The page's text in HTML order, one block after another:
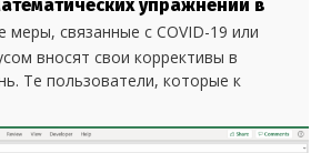
упражнений в
меры, связанные с COVID-19 или
вносят свои коррективы в
Те пользователи, которые к